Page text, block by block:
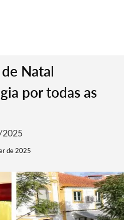
Natal
por todas as
2025
de 2025